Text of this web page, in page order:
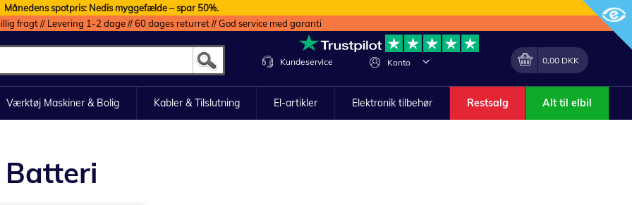
Månedens spotpris: Nedis myggefælde – spar 50%.
fragt // Levering 1-2 dage // 60 dages returret // God service med garanti
Konto
Lave
Min indkøbskurv
0,00 DKK
Kundeservice
Værktøj Maskiner & Bolig Kabler & Tilslutning El-artikler Elektronik tilbehør Restsalg Alt til elbil